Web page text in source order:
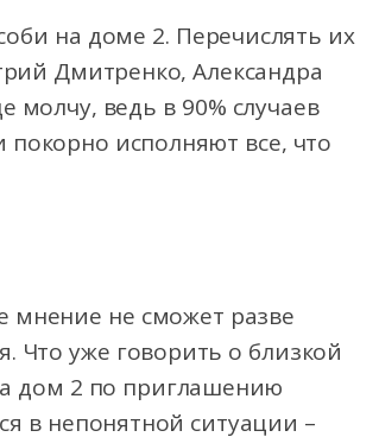
на доме 2. Перечислять их
Дмитренко, Александра
молчу, ведь в 90% случаев
исполняют все, что
мнение не сможет разве
Что уже говорить о близкой
дом 2 по приглашению
в непонятной ситуации –